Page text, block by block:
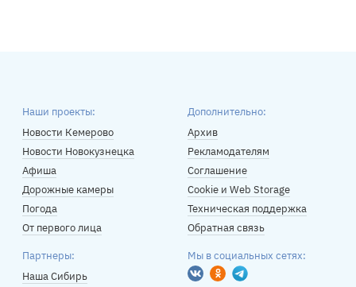
Наши проекты:
Новости Кемерово
Новости Новокузнецка
Афиша
Дорожные камеры
Погода
От первого лица
Дополнительно:
Архив
Рекламодателям
Соглашение
Cookie и Web Storage
Техническая поддержка
Обратная связь
Партнеры:
Наша Сибирь
Мы в социальных сетях:
Вконтакте
Одноклассники
Telegram